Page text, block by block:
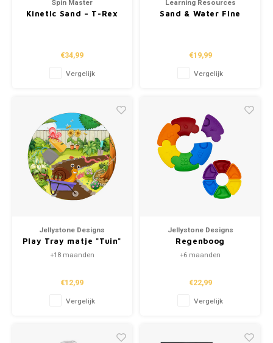
Spin Master
Kinetic Sand – T-Rex
€34,99
Vergelijk
Learning Resources
Sand & Water Fine
€19,99
Vergelijk
Jellystone Designs
Play Tray matje "Tuin"
+18 maanden
€12,99
Vergelijk
Jellystone Designs
Regenboog
Kleurenwiel
+6 maanden
€22,99
Vergelijk